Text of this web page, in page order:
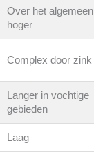
Over het algemeen
hoger
Complex door zink
Langer in vochtige
gebieden
Laag